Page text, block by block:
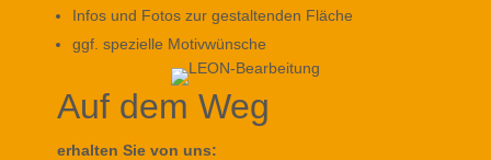
Infos und Fotos zur gestaltenden Fläche
ggf. spezielle Motivwünsche
Auf dem Weg
erhalten Sie von uns: